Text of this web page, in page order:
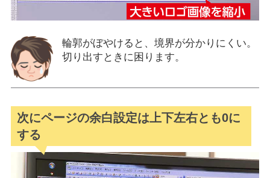
輪郭がぼやけると、境界が分かりにくい。
切り出すときに困ります。
次にページの余白設定は上下左右とも0に
する